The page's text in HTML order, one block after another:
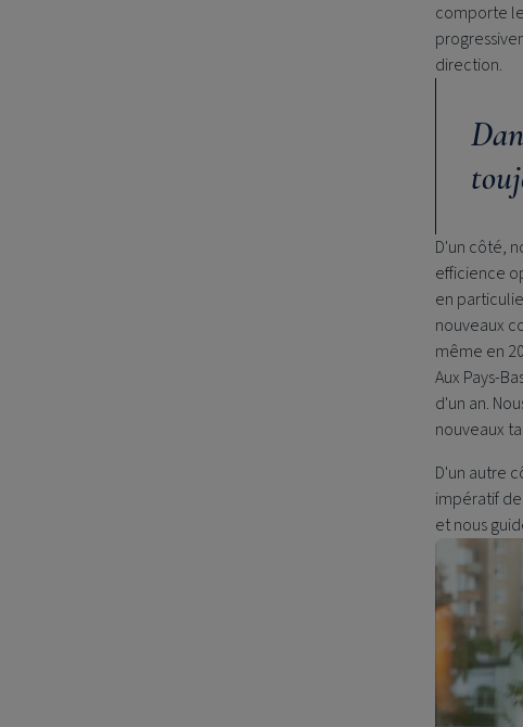
comporte
direction.
D'un côté,
efficience
en
nouveaux
même en
Aux Pays-
d'un an.
nouveaux
D'un autre
impératif
et nous